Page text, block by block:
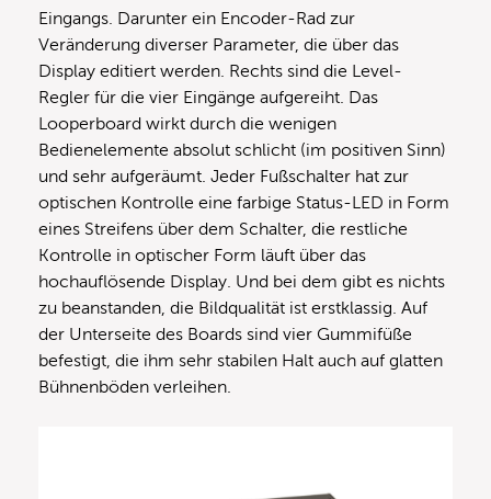
Eingangs. Darunter ein Encoder-Rad zur
Veränderung diverser Parameter, die über das
Display editiert werden. Rechts sind die Level-
Regler für die vier Eingänge aufgereiht. Das
Looperboard wirkt durch die wenigen
Bedienelemente absolut schlicht (im positiven Sinn)
und sehr aufgeräumt. Jeder Fußschalter hat zur
optischen Kontrolle eine farbige Status-LED in Form
eines Streifens über dem Schalter, die restliche
Kontrolle in optischer Form läuft über das
hochauflösende Display. Und bei dem gibt es nichts
zu beanstanden, die Bildqualität ist erstklassig. Auf
der Unterseite des Boards sind vier Gummifüße
befestigt, die ihm sehr stabilen Halt auch auf glatten
Bühnenböden verleihen.